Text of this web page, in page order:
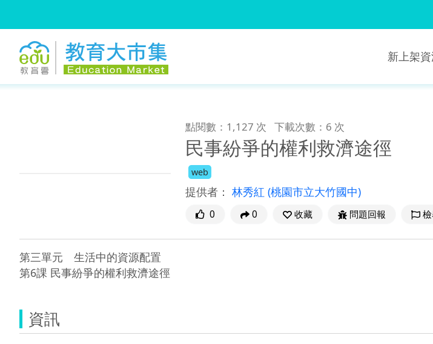
新上架
點閱數：1,127 次 下載次數：6 次
民事紛爭的權利救濟途徑
web
提供者： 林秀紅 (桃園市立大竹國中)
0 0 收藏 問題回報
第三單元　生活中的資源配置
資訊